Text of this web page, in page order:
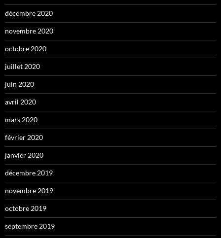
décembre 2020
novembre 2020
octobre 2020
juillet 2020
juin 2020
avril 2020
mars 2020
février 2020
janvier 2020
décembre 2019
novembre 2019
octobre 2019
septembre 2019